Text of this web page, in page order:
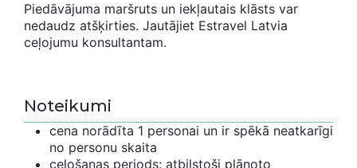
Piedāvājuma maršruts un iekļautais klāsts var
nedaudz atšķirties. Jautājiet Estravel Latvia
ceļojumu konsultantam.
Noteikumi
cena norādīta 1 personai un ir spēkā neatkarīgi
no personu skaita
ceļošanas periods: atbilstoši plānoto